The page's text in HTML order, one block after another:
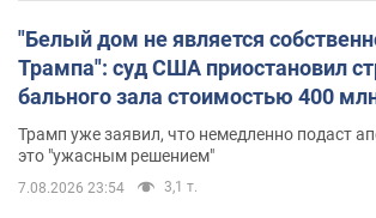
"Белый дом не является
Трампа": суд США приостановил
бального зала стоимостью 400
Трамп уже заявил, что немедленно подаст
это "ужасным решением"
7.08.2026 23:54 3,1 т.